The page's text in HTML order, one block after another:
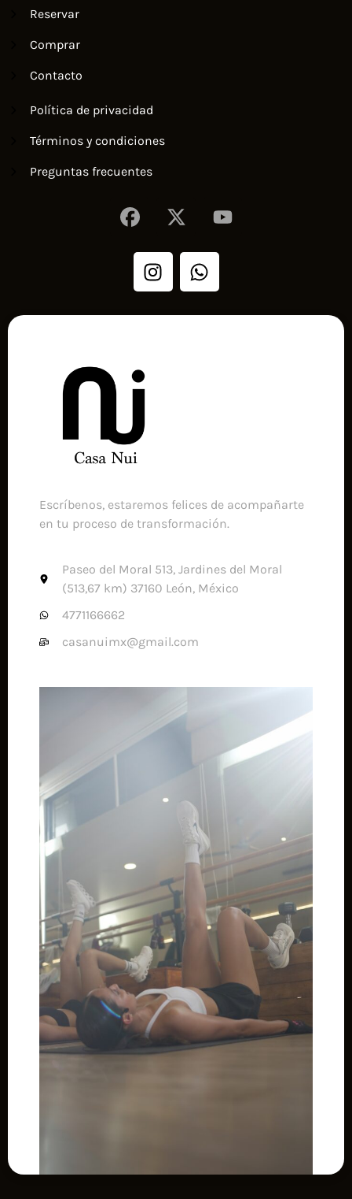
Reservar
Comprar
Contacto
Política de privacidad
Términos y condiciones
Preguntas frecuentes
Escríbenos, estaremos felices de acompañarte
en tu proceso de transformación.
Paseo del Moral 513, Jardines del Moral
(513,67 km) 37160 León, México
4771166662
casanuimx@gmail.com